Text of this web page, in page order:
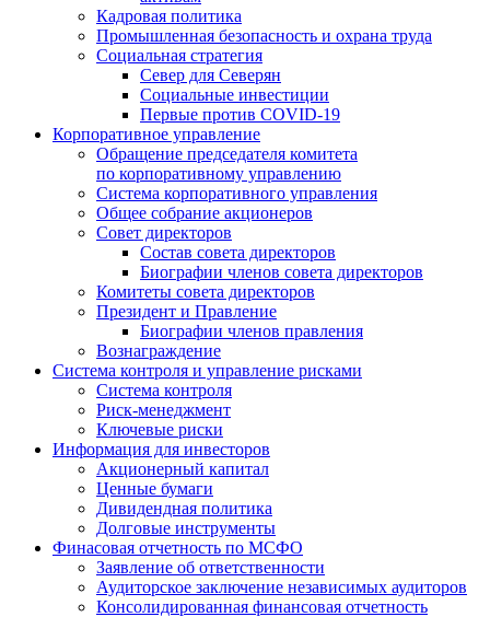
Кадровая политика
Промышленная безопасность и охрана труда
Социальная стратегия
Север для Северян
Социальные инвестиции
Первые против COVID‑19
Корпоративное управление
Обращение председателя комитета
по корпоративному управлению
Система корпоративного управления
Общее собрание акционеров
Совет директоров
Состав совета директоров
Биографии членов совета директоров
Комитеты совета директоров
Президент и Правление
Биографии членов правления
Вознаграждение
Система контроля и управление рисками
Система контроля
Риск-менеджмент
Ключевые риски
Информация для инвесторов
Акционерный капитал
Ценные бумаги
Дивидендная политика
Долговые инструменты
Финасовая отчетность по МСФО
Заявление об ответственности
Аудиторское заключение независимых аудиторов
Консолидированная финансовая отчетность